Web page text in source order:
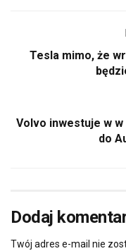
Tesla mimo, że
Volvo inwestuje w
do
Dodaj
Twój adres e-mail nie